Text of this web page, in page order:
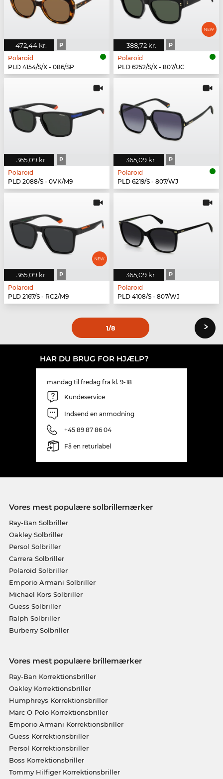
472,44 kr. P
Polaroid
PLD 4154/S/X - 086/SP
388,72 kr. P
Polaroid
PLD 6252/S/X - 807/UC
365,09 kr. P
Polaroid
PLD 2088/S - 0VK/M9
365,09 kr. P
Polaroid
PLD 6219/S - 807/WJ
365,09 kr. P
Polaroid
PLD 2167/S - RC2/M9
365,09 kr. P
Polaroid
PLD 4108/S - 807/WJ
1/8 ›
HAR DU BRUG FOR HJÆLP?
mandag til fredag fra kl. 9-18
Kundeservice
Indsend en anmodning
+45 89 87 86 04
Få en returlabel
Vores mest populære solbrillemærker
Ray-Ban Solbriller
Oakley Solbriller
Persol Solbriller
Carrera Solbriller
Polaroid Solbriller
Emporio Armani Solbriller
Michael Kors Solbriller
Guess Solbriller
Ralph Solbriller
Burberry Solbriller
Vores mest populære brillemærker
Ray-Ban Korrektionsbriller
Oakley Korrektionsbriller
Humphreys Korrektionsbriller
Marc O Polo Korrektionsbriller
Emporio Armani Korrektionsbriller
Guess Korrektionsbriller
Persol Korrektionsbriller
Boss Korrektionsbriller
Tommy Hilfiger Korrektionsbriller